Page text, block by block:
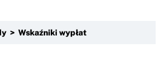
> Wskaźniki wypłat